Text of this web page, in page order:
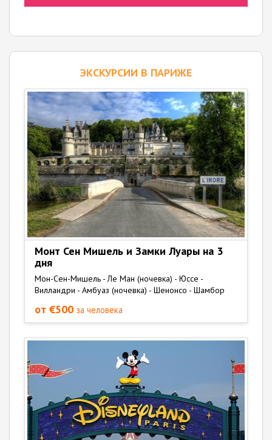
ЭКСКУРСИИ В ПАРИЖЕ
Монт Сен Мишель и Замки Луары на 3
дня
Мон-Сен-Мишель - Ле Ман (ночевка) - Юссе -
Вилландри - Амбуаз (ночевка) - Шенонсо - Шамбор
от €500 за человека